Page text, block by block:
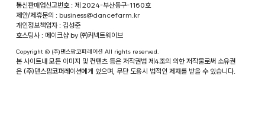
통신판매업신고번호 : 제 2024-부산동구-1160호
제안/제휴문의 : business@dancefarm.kr
개인정보책임자 : 김성준
호스팅사 : 메이크샵 by ㈜커넥트웨이브
Copyright © (주)댄스팜코퍼레이션 All rights reserved.
본 사이트내 모든 이미지 및 컨텐츠 등은 저작권법 제4조의 의한 저작물로써 소유권
은 (주)댄스팜코퍼레이션에게 있으며, 무단 도용시 법적인 제재를 받을 수 있습니다.